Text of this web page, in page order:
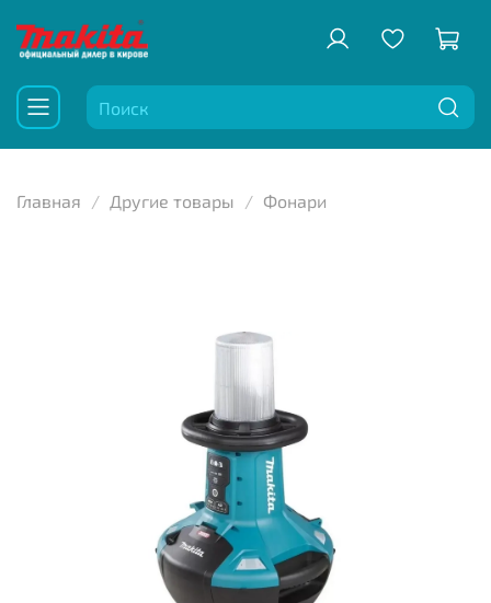
Главная Другие товары Фонари